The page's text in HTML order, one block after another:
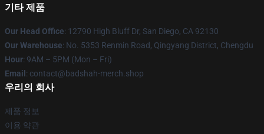
기타 제품
Our Head Office: 12790 High Bluff Dr, San Diego, CA 92130
Our Warehouse: No. 5353 Renmin Road, Qingyang District, Chengdu
Hour: 9AM – 5PM (Mon – Fri)
Email : contact@badshah-merch.shop
우리의 회사
제품 정보
이용 약관